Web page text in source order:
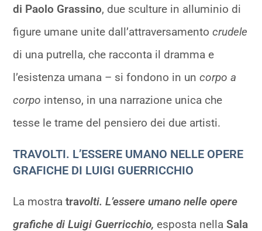
di Paolo Grassino, due sculture in alluminio di
figure umane unite dall’attraversamentocrudele
di una putrella, che racconta il dramma e
l’esistenza umana – si fondono in uncorpo a
corpo intenso, in una narrazione unica che
tesse le trame del pensiero dei due artisti.
TRAVOLTI. L’ESSERE UMANO NELLE OPERE
GRAFICHE DI LUIGI GUERRICCHIO
La mostratravolti. L’essere umano nelle opere
grafiche di Luigi Guerricchio, esposta nellaSala